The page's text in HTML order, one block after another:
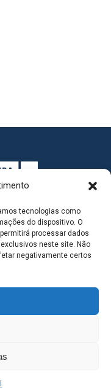
tecnologias como
do dispositivo. O
processar dados
neste site. Não
negativamente certos
- Avenida